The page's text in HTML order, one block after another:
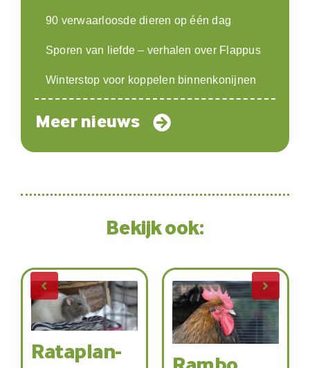
90 verwaarloosde dieren op één dag
Sporen van liefde – verhalen over Flappus
Winterstop voor koppelen binnenkonijnen
Meer nieuws
Bekijk ook:
Katja-